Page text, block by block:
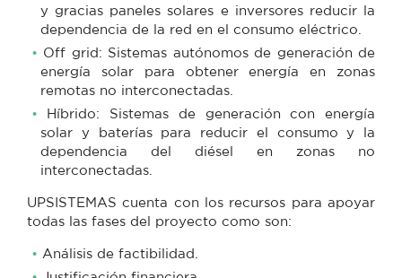
y gracias paneles solares e inversores reducir la
dependencia de la red en el consumo eléctrico.
Off grid: Sistemas autónomos de generación de
energía solar para obtener energía en zonas
remotas no interconectadas.
Híbrido: Sistemas de generación con energía
solar y baterías para reducir el consumo y la
dependencia del diésel en zonas no
interconectadas.
UPSISTEMAS cuenta con los recursos para apoyar
todas las fases del proyecto como son:
Análisis de factibilidad.